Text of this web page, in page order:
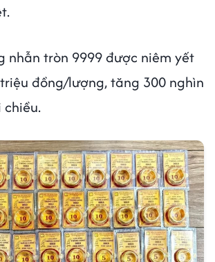
nhẫn tròn 9999 được niêm yết
triệu đồng/lượng, tăng 300 nghìn